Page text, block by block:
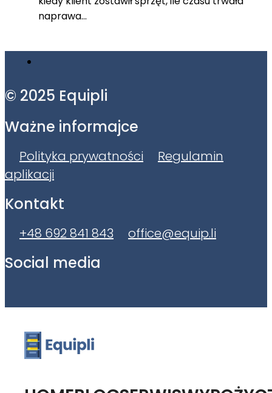
naprawa…
© 2025 Equipli
Ważne informajce
Polityka prywatności
Regulamin
aplikacji
Kontakt
+48 692 841 843 office@equip.li
Social media